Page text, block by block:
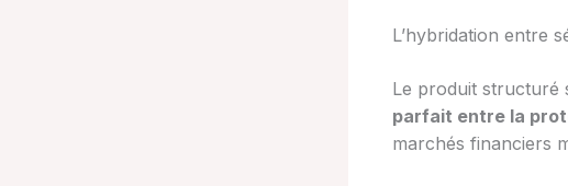
L’hybridation entre
Le produit structuré
parfait entre la
marchés financiers